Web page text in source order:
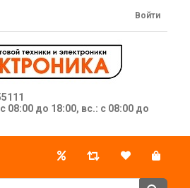
08:00 до 18:00, вс.: с 08:00 до
Войти